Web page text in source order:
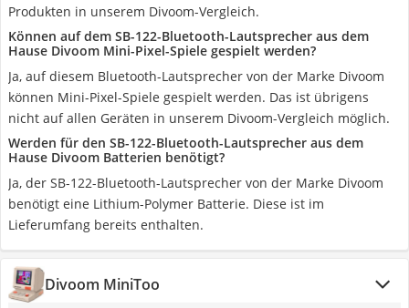
Produkten in unserem Divoom-Vergleich.
Können auf dem SB-122-Bluetooth-Lautsprecher aus dem
Hause Divoom Mini-Pixel-Spiele gespielt werden?
Ja, auf diesem Bluetooth-Lautsprecher von der Marke Divoom
können Mini-Pixel-Spiele gespielt werden. Das ist übrigens
nicht auf allen Geräten in unserem Divoom-Vergleich möglich.
Werden für den SB-122-Bluetooth-Lautsprecher aus dem
Hause Divoom Batterien benötigt?
Ja, der SB-122-Bluetooth-Lautsprecher von der Marke Divoom
benötigt eine Lithium-Polymer Batterie. Diese ist im
Lieferumfang bereits enthalten.
Divoom MiniToo